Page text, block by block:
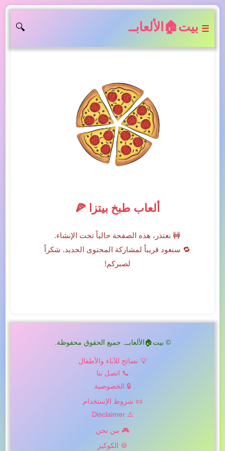
☰ بيت🏠الألعابــ 🔍
ألعاب طبخ بيتزا 🍕
🚧 نعتذر، هذه الصفحة حالياً تحت الإنشاء.
🔁 سنعود قريباً لمشاركة المحتوى الجديد. شكراً
لصبركم!
© بيت🏠الألعابــ. جميع الحقوق محفوظة.
💡 نصائح للآباء والأطفال
📞 اتصل بنا
🔒 الخصوصية
📜 شروط الإستخدام
⚠️ Disclaimer
🎮 من نحن
🍪 الكوكيز